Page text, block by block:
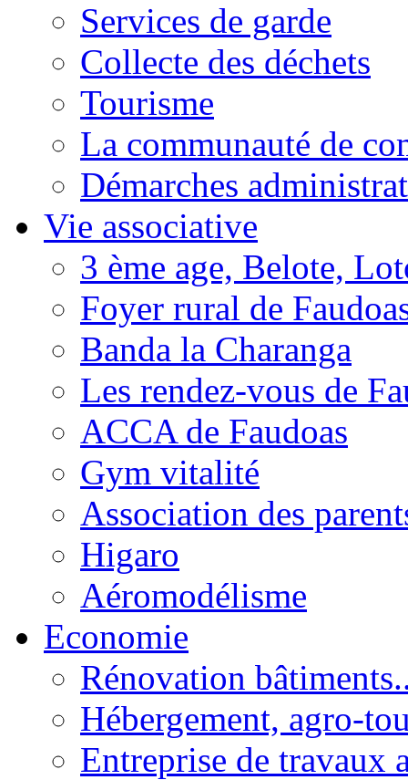
Services de garde
Collecte des déchets
Tourisme
La communauté de
Démarches
Vie associative
3 ème age, Belote,
Foyer rural de
Banda la Charanga
Les rendez-vous de
ACCA de Faudoas
Gym vitalité
Association des
Higaro
Aéromodélisme
Economie
Rénovation
Hébergement, agro-
Entreprise de travaux